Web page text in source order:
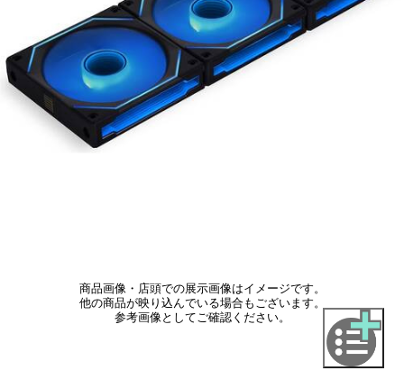
商品画像・店頭での展示画像はイメージです。
他の商品が映り込んでいる場合もございます。
参考画像としてご確認ください。